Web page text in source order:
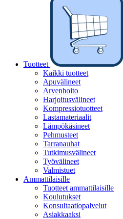
Tuotteet
Kaikki tuotteet
Apuvälineet
Arvenhoito
Harjoitusvälineet
Kompressiotuotteet
Lastamateriaalit
Lämpökäsineet
Pehmusteet
Tarranauhat
Tutkimusvälineet
Työvälineet
Valmistuet
Ammattilaisille
Tuotteet ammattilaisille
Koulutukset
Konsultaatiopalvelut
Asiakkaaksi